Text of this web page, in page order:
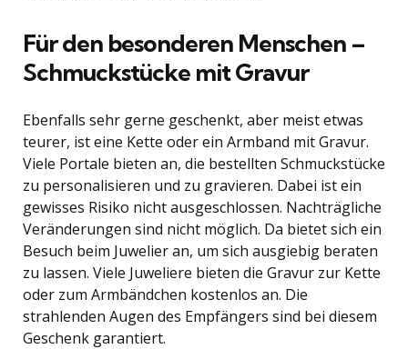
Für den besonderen Menschen –
Schmuckstücke mit Gravur
Ebenfalls sehr gerne geschenkt, aber meist etwas
teurer, ist eine Kette oder ein Armband mit Gravur.
Viele Portale bieten an, die bestellten Schmuckstücke
zu personalisieren und zu gravieren. Dabei ist ein
gewisses Risiko nicht ausgeschlossen. Nachträgliche
Veränderungen sind nicht möglich. Da bietet sich ein
Besuch beim Juwelier an, um sich ausgiebig beraten
zu lassen. Viele Juweliere bieten die Gravur zur Kette
oder zum Armbändchen kostenlos an. Die
strahlenden Augen des Empfängers sind bei diesem
Geschenk garantiert.